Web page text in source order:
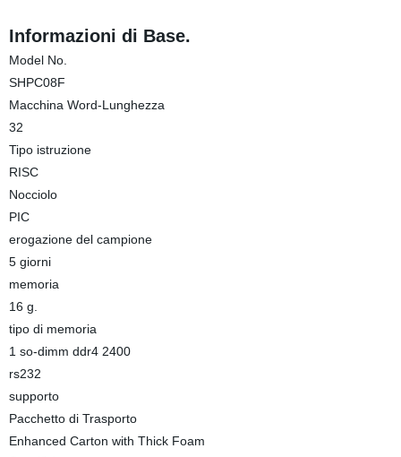
Informazioni di Base.
Model No.
SHPC08F
Macchina Word-Lunghezza
32
Tipo istruzione
RISC
Nocciolo
PIC
erogazione del campione
5 giorni
memoria
16 g.
tipo di memoria
1 so-dimm ddr4 2400
rs232
supporto
Pacchetto di Trasporto
Enhanced Carton with Thick Foam